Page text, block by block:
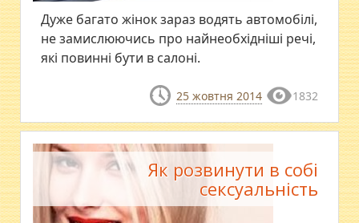
Дуже багато жінок зараз водять автомобілі,
не замислюючись про найнеобхідніші речі,
які повинні бути в салоні.
25 жовтня 2014 1832
Як розвинути в собі
сексуальність